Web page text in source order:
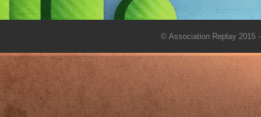
ensemble des
qui contribuent au
© Association Replay 2015 -